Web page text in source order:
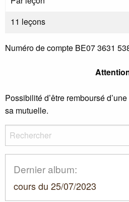
11 leçons
Numéro de compte BE073631
Possibilité d’être remboursé
sa mutuelle.
Rechercher
Dernier album:
cours du 25/07/2023